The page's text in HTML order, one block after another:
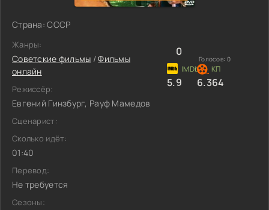
Страна: СССР
Жанры:
Советские фильмы /Фильмы
онлайн
Режиссёр:
Евгений Гинзбург, Рауф Мамедов
Сценарист:
Сколько идёт:
01:40
Перевод:
Не требуется
Сезоны:
0
Голосов: 0
5.9 6.364